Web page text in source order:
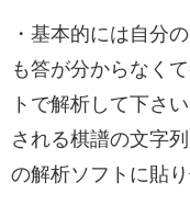
・基本的には自分
も答が分からなく
トで解析して下さい
される棋譜の文字
の解析ソフトに貼